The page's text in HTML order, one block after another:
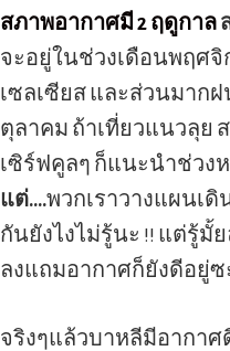
สภาพอากาศมี 2 ฤดูกาล
จะอยู่ในช่วงเดือนพฤศจิ
เซลเซียส และส่วนมาก
ตุลาคม ถ้าเที่ยวแนวลุย
เซิร์ฟคูลๆ ก็แนะนำช่วง
แต่….พวกเราวางแผนเดิ
กันยังไงไม่รู้นะ !! แต่รู้มั้
ลงแถมอากาศก็ยังดีอยู่ซ
จริงๆแล้วบาหลีมีอากา